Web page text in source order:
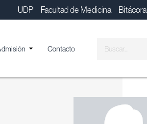
UDP Facultad de Medicina Bitácora
Contacto